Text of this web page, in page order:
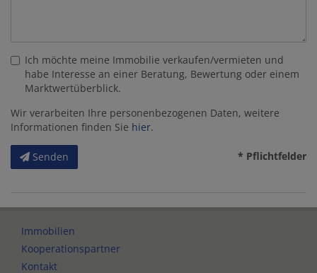
Ich möchte meine Immobilie verkaufen/vermieten und
habe Interesse an einer Beratung, Bewertung oder einem
Marktwertüberblick.
Wir verarbeiten Ihre personenbezogenen Daten, weitere
Informationen finden Sie hier.
Senden * Pflichtfelder
Immobilien
Kooperationspartner
Kontakt